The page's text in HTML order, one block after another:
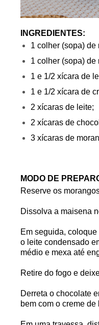
INGREDIENTES:
1 colher (sopa) de
1 colher (sopa) de
1 e 1/2 xícara de
1 e 1/2 xícara de
2 xícaras de leite;
2 xícaras de
3 xícaras de
MODO DE
Reserve os
Dissolva a maisena
Em seguida,
o leite condensado
médio e mexa até
Retire do fogo e
Derreta o chocolate
bem com o creme de